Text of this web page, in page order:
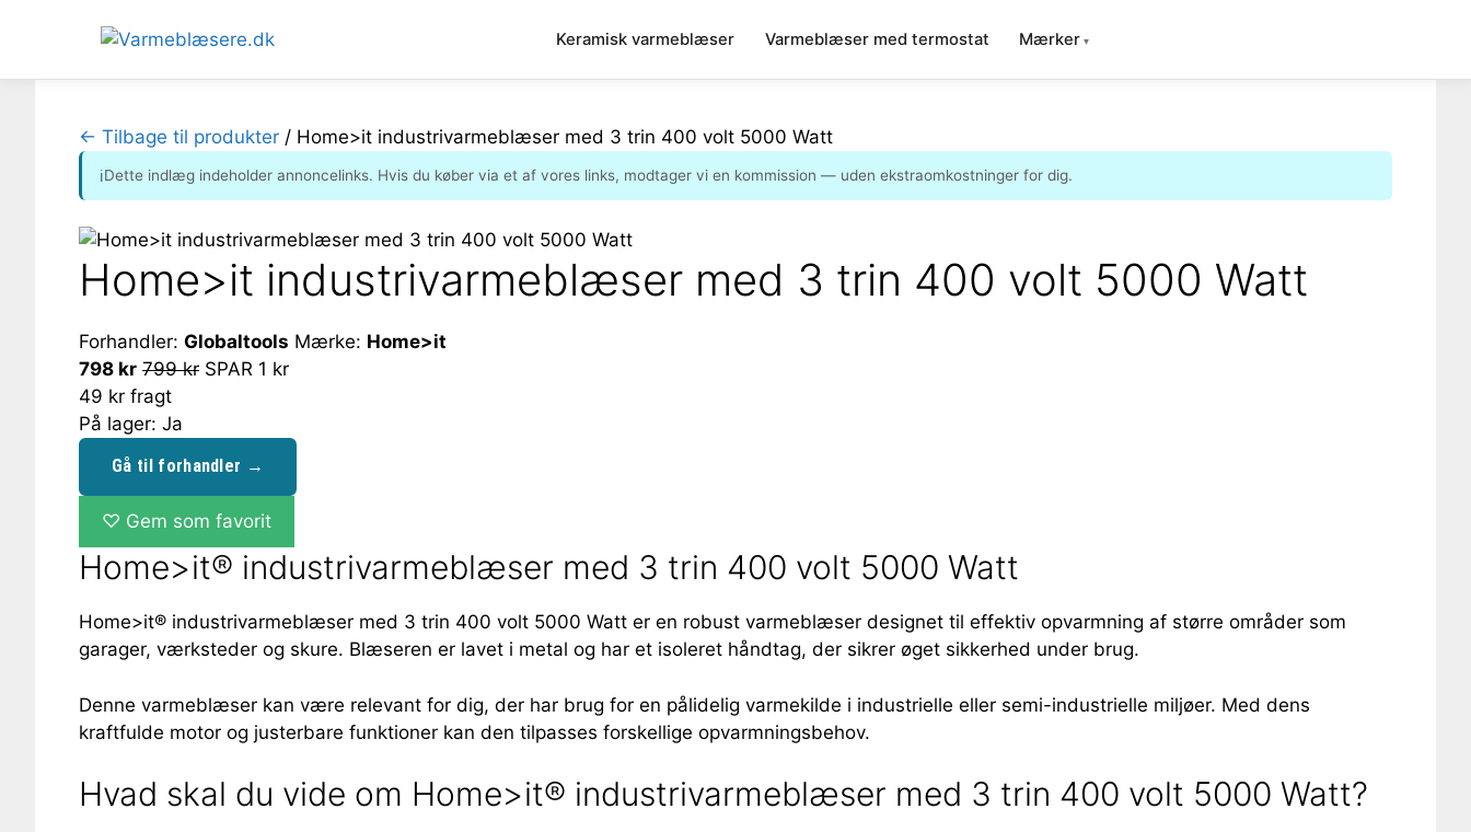
Keramisk varmeblæser Varmeblæser med termostat Mærker
← Tilbage til produkter / Home>it industrivarmeblæser med 3 trin 400 volt 5000 Watt
ℹDette indlæg indeholder annoncelinks. Hvis du køber via et af vores links, modtager vi en kommission — uden ekstraomkostninger for dig.
Home>it industrivarmeblæser med 3 trin 400 volt 5000 Watt
Forhandler: Globaltools Mærke: Home>it
798 kr 799 kr SPAR 1 kr
49 kr fragt
På lager: Ja
Gå til forhandler →
♡ Gem som favorit
Home>it® industrivarmeblæser med 3 trin 400 volt 5000 Watt
Home>it® industrivarmeblæser med 3 trin 400 volt 5000 Watt er en robust varmeblæser designet til effektiv opvarmning af større områder som
garager, værksteder og skure. Blæseren er lavet i metal og har et isoleret håndtag, der sikrer øget sikkerhed under brug.
Denne varmeblæser kan være relevant for dig, der har brug for en pålidelig varmekilde i industrielle eller semi-industrielle miljøer. Med dens
kraftfulde motor og justerbare funktioner kan den tilpasses forskellige opvarmningsbehov.
Hvad skal du vide om Home>it® industrivarmeblæser med 3 trin 400 volt 5000 Watt?